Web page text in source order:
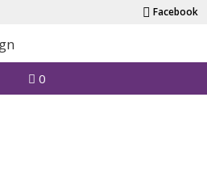
Facebook
0